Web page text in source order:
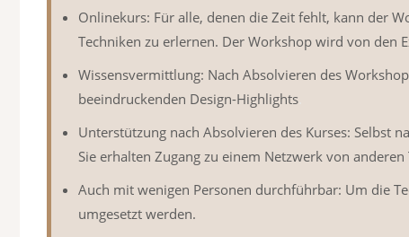
Onlinekurs: Für alle, denen die Zeit fehlt, kann der
Techniken zu erlernen. Der Workshop wird von den
Wissensvermittlung: Nach Absolvieren des
beeindruckenden Design-Highlights
Unterstützung nach Absolvieren des Kurses: Selbst
Sie erhalten Zugang zu einem Netzwerk von
Auch mit wenigen Personen durchführbar: Um die
umgesetzt werden.